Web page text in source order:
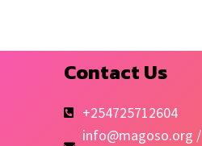
Contact Us
+254725712604
info@magoso.org /